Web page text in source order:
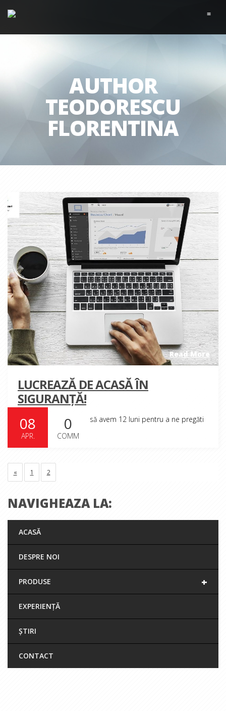
≡
AUTHOR
TEODORESCU
FLORENTINA
Read More
08
APR.
0
COMM
LUCREAZĂ DE ACASĂ ÎN
SIGURANȚĂ!
Ne-ar fi plăcut tuturor să avem 12 luni pentru a ne pregăti
pentru lucrul...
« 1 2
NAVIGHEAZA LA:
ACASĂ
DESPRE NOI
+
PRODUSE
EXPERIENȚĂ
ȘTIRI
CONTACT